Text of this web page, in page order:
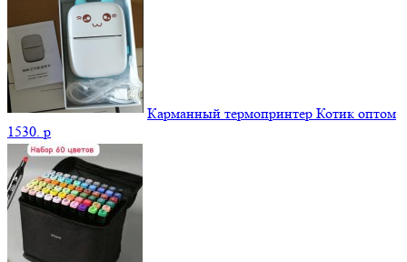
Карманный термопринтер Котик оптом
1530. p